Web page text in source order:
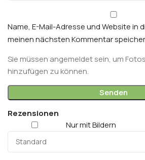
Rezensionen
Nur mit Bildern
Name, E-Mail-Adresse und Website in
meinen nächsten Kommentar
Sie müssen angemeldet sein, um
hinzufügen zu können.